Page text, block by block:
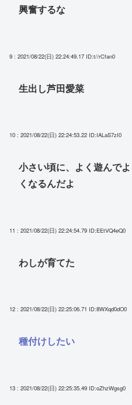
興奮するな
9 : 2021/08/22(日) 22:24:49.17 ID:t//rCfan0
生出し芦田愛菜
10 : 2021/08/22(日) 22:24:53.22 ID:IALaS7zI0
小さい頃に、よく遊んで
くなるんだよ
11 : 2021/08/22(日) 22:24:54.79 ID:EEtVQ4eQ0
わしが育てた
12 : 2021/08/22(日) 22:25:06.71 ID:8WXqd0dO0
種付けしたい
13 : 2021/08/22(日) 22:25:35.49 ID:oZhzWgsg0